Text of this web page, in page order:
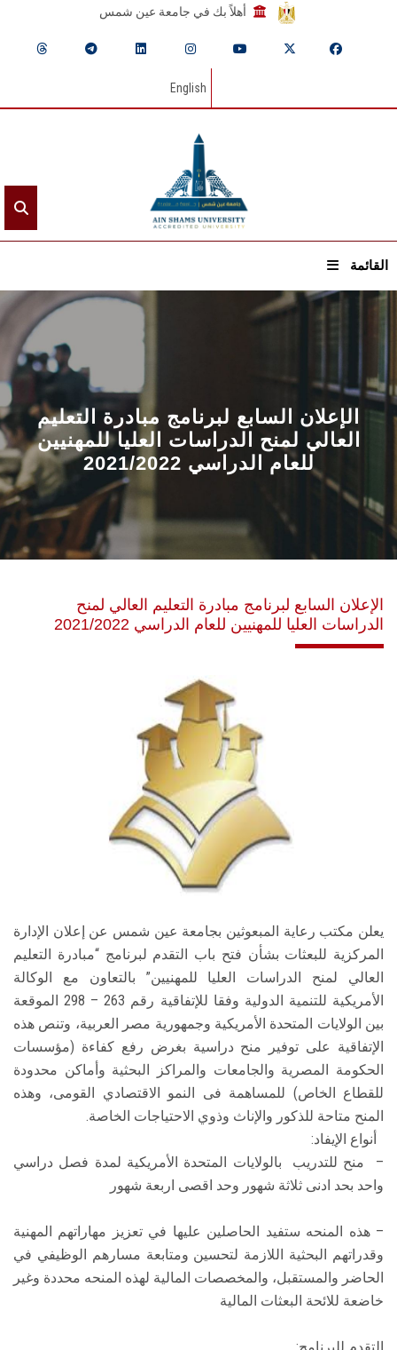
أهلاً بك في جامعة عين شمس
English
القائمة
الرئيسيـة
عن الجامعة
القطاعـات
الشئون الأكاديمية
البحث العلمي
الرعاية الصحية
المراكز والوحدات
الخريجين
الموظفون
الزائـرون
سجل الان
الإعلان السابع لبرنامج مبادرة التعليم
العالي لمنح الدراسات العليا للمهنيين
للعام الدراسي 2021/2022
الإعلان السابع لبرنامج مبادرة التعليم العالي لمنح
الدراسات العليا للمهنيين للعام الدراسي 2021/2022
يعلن مكتب رعاية المبعوثين بجامعة عين شمس عن إعلان الإدارة
المركزية للبعثات بشأن فتح باب التقدم لبرنامج “مبادرة التعليم
العالي لمنح الدراسات العليا للمهنيين” بالتعاون مع الوكالة
الأمريكية للتنمية الدولية وفقا للإتفاقية رقم 263 – 298 الموقعة
بين الولايات المتحدة الأمريكية وجمهورية مصر العربية، وتنص هذه
الإتفاقية على توفير منح دراسية بغرض رفع كفاءة (مؤسسات
الحكومة المصرية والجامعات والمراكز البحثية وأماكن محدودة
للقطاع الخاص) للمساهمة فى النمو الاقتصادي القومى، وهذه
المنح متاحة للذكور والإناث وذوي الاحتياجات الخاصة.
أنواع الإيفاد:
– منح للتدريب بالولايات المتحدة الأمريكية لمدة فصل دراسي
واحد بحد ادنى ثلاثة شهور وحد اقصى اربعة شهور
– هذه المنحه ستفيد الحاصلين عليها في تعزيز مهاراتهم المهنية
وقدراتهم البحثية اللازمة لتحسين ومتابعة مسارهم الوظيفي في
الحاضر والمستقبل، والمخصصات المالية لهذه المنحه محددة وغير
خاضعة للائحة البعثات المالية